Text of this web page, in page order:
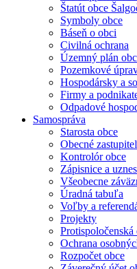
Štatút obce
Symboly obce
Báseň o obci
Civilná ochrana
Územný plán
Pozemkové
Hospodársky a
Firmy a
Odpadové
Samospráva
Starosta obce
Obecné
Kontrolór obce
Zápisnice a
Všeobecne
Úradná tabuľa
Voľby a
Projekty
Ochrana
Rozpočet obce